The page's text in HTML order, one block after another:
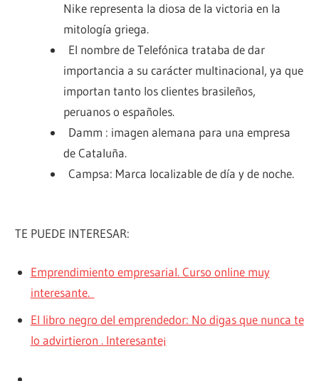
Nike representa la diosa de la victoria en la
mitología griega.
El nombre de Telefónica trataba de dar
importancia a su carácter multinacional, ya que
importan tanto los clientes brasileños,
peruanos o españoles.
Damm : imagen alemana para una empresa
de Cataluña.
Campsa: Marca localizable de día y de noche.
TE PUEDE INTERESAR:
Emprendimiento empresarial. Curso online muy
interesante.
El libro negro del emprendedor: No digas que nunca te
lo advirtieron . Interesante¡